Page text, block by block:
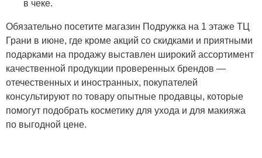
в чеке.
Обязательно посетите магазин Подружка на 1 этаже ТЦ
Грани в июне, где кроме акций со скидками и приятными
подарками на продажу выставлен широкий ассортимент
качественной продукции проверенных брендов —
отечественных и иностранных, покупателей
консультируют по товару опытные продавцы, которые
помогут подобрать косметику для ухода и для макияжа
по выгодной цене.